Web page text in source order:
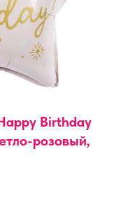
Birthday
розовый,